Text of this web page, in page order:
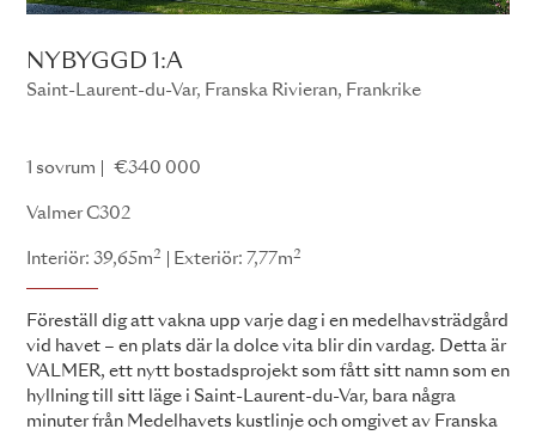
NYBYGGD 1:A
Saint-Laurent-du-Var, Franska Rivieran, Frankrike
1 sovrum €340 000
Valmer C302
Interiör: 39,65m2 Exteriör: 7,77m2
Föreställ dig att vakna upp varje dag i en medelhavsträdgård
vid havet – en plats där la dolce vita blir din vardag. Detta är
VALMER, ett nytt bostadsprojekt som fått sitt namn som en
hyllning till sitt läge i Saint-Laurent-du-Var, bara några
minuter från Medelhavets kustlinje och omgivet av Franska